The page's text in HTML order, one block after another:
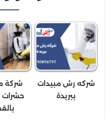
شركه رش مبيدات
ببريدة
شركة
حشرات